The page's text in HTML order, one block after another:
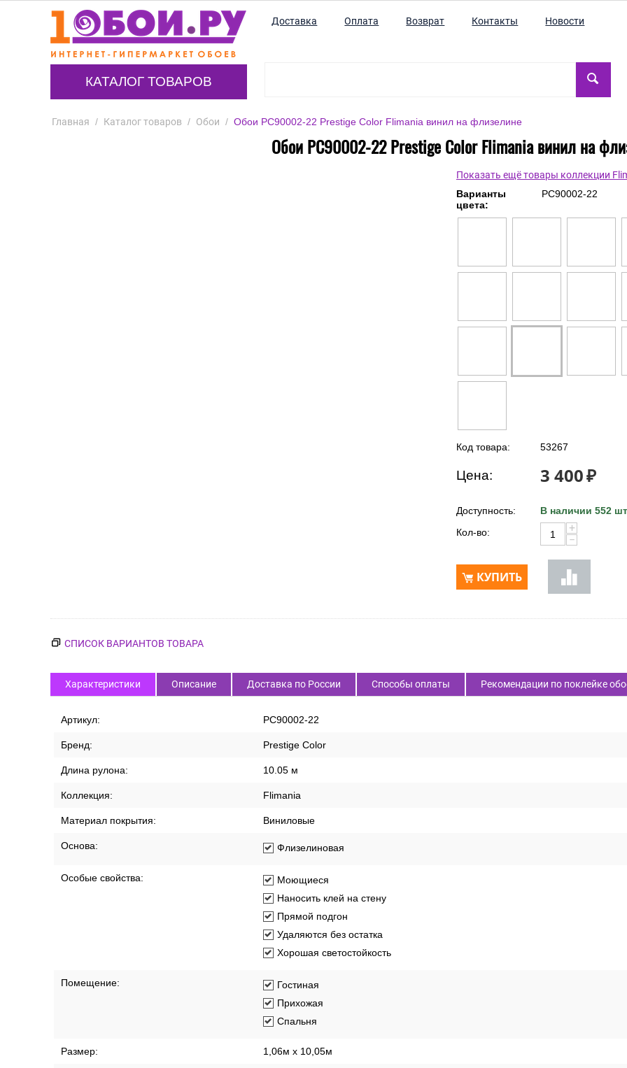
КАТАЛОГ ТОВАРОВ
Доставка Оплата Возврат Контакты Новости
Главная / Каталог товаров / Обои / Обои PC90002-22 Prestige Color Flimania винил на флизелине
Обои PC90002-22 Prestige Color Flimania винил на
Показать ещё товары коллекции
Варианты
цвета:
PC90002-22
Код товара: 53267
Цена: 3 400₽
Доступность:
В наличии 552
Кол-во:
+
−
КУПИТЬ
СПИСОК ВАРИАНТОВ ТОВАРА
Характеристики Описание Доставка по России Способы оплаты Рекомендации по поклейке
Артикул: PC90002-22
Бренд: Prestige Color
Длина рулона: 10.05 м
Коллекция: Flimania
Материал покрытия: Виниловые
Основа: Флизелиновая
Особые свойства:
Моющиеся
Наносить клей на стену
Прямой подгон
Удаляются без остатка
Хорошая светостойкость
Помещение:
Гостиная
Прихожая
Спальня
Размер: 1,06м х 10,05м